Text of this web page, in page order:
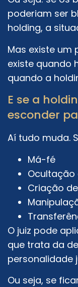
poderiam ser
holding, a
Mas existe um
existe quando
quando a
E se a
esconder
Aí tudo muda.
Má-fé
Ocultação
Criação
O juiz pode
que trata da
personalidade
Ou seja, se